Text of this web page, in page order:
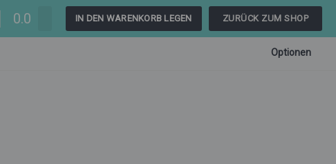
0.0 IN DEN WARENKORB LEGEN ZURÜCK ZUM SHOP
Optionen